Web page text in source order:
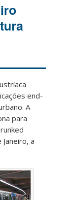
end-
A
para
a